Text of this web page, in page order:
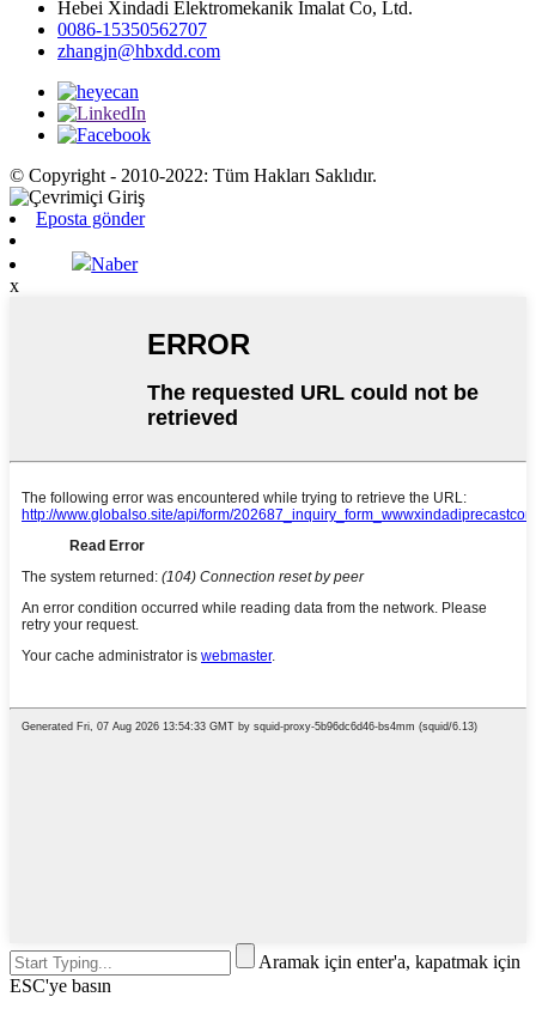
Hebei Xindadi Elektromekanik İmalat Co, Ltd.
0086-15350562707
zhangjn@hbxdd.com
© Copyright - 2010-2022: Tüm Hakları Saklıdır.
Eposta gönder
Naber
x
Aramak için enter'a, kapatmak için
ESC'ye basın